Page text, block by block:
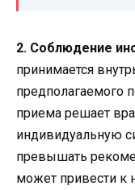
2. Соблюдение
принимается
предполагаемого
приема решает
индивидуальную
превышать
может привести